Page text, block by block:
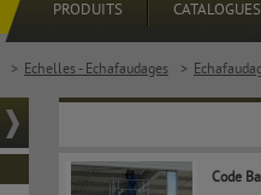
PRODUITS CATALOGUES
> Echelles - Echafaudages >
Code